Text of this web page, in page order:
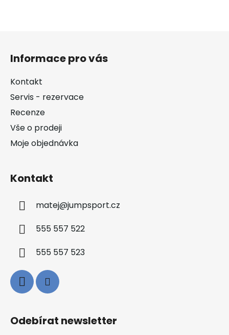
Informace pro vás
Kontakt
Servis - rezervace
Recenze
Vše o prodeji
Moje objednávka
Kontakt
matej@jumpsport.cz
555 557 522
555 557 523
Odebírat newsletter